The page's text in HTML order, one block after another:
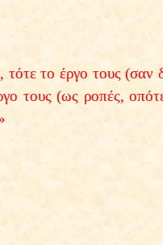
το έργο τους
τους (ως ροπές,